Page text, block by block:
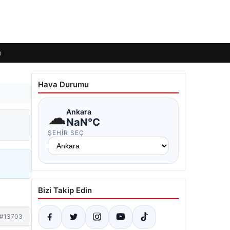
#13703
Hava Durumu
☁Ankara
NaN°C
ŞEHIR SEÇ
Bizi Takip Edin